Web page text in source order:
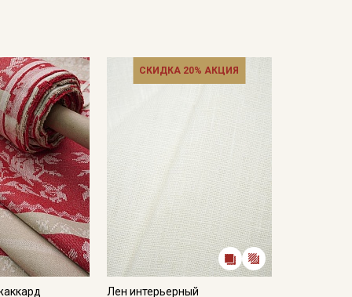
СКИДКА 20% АКЦИЯ
Лен интерьерный